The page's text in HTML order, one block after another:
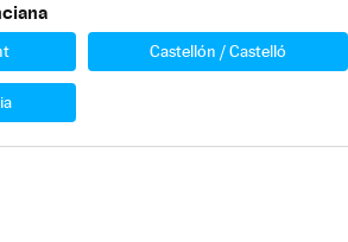
Castellón / Castelló